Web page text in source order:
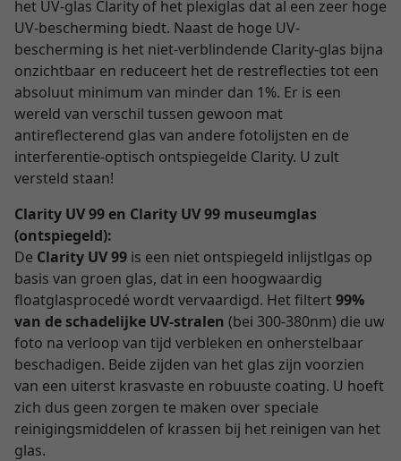
het UV-glas Clarity of het plexiglas dat al een zeer hoge
UV-bescherming biedt. Naast de hoge UV-
bescherming is het niet-verblindende Clarity-glas bijna
onzichtbaar en reduceert het de restreflecties tot een
absoluut minimum van minder dan 1%. Er is een
wereld van verschil tussen gewoon mat
antireflecterend glas van andere fotolijsten en de
interferentie-optisch ontspiegelde Clarity. U zult
versteld staan!
Clarity UV 99 en Clarity UV 99 museumglas
(ontspiegeld):
De Clarity UV 99 is een niet ontspiegeld inlijstlgas op
basis van groen glas, dat in een hoogwaardig
floatglasprocedé wordt vervaardigd. Het filtert99%
van de schadelijke UV-stralen (bei 300-380nm) die uw
foto na verloop van tijd verbleken en onherstelbaar
beschadigen. Beide zijden van het glas zijn voorzien
van een uiterst krasvaste en robuuste coating. U hoeft
zich dus geen zorgen te maken over speciale
reinigingsmiddelen of krassen bij het reinigen van het
glas.